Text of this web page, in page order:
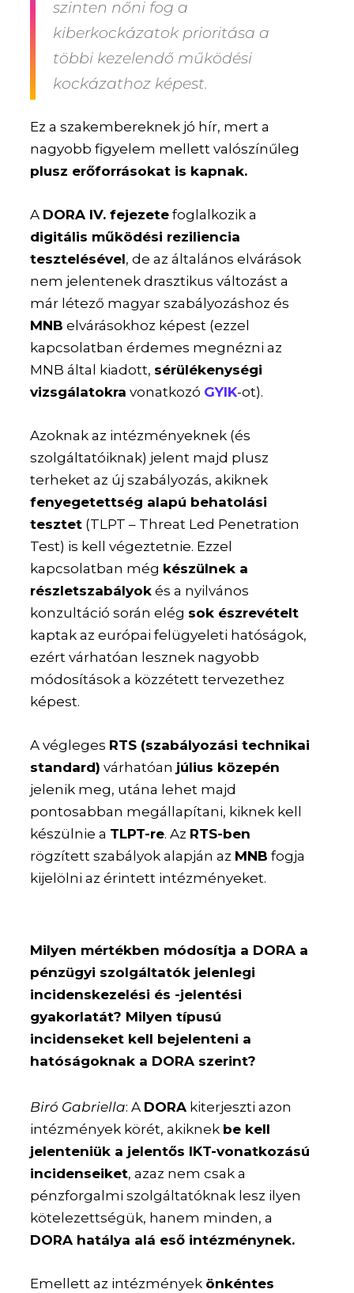
szinten nőni fog a
kiberkockázatok prioritása a
többi kezelendő működési
kockázathoz képest.
Ez a szakembereknek jó hír, mert a
nagyobb figyelem mellett valószínűleg
plusz erőforrásokat is kapnak.
A DORA IV. fejezete foglalkozik a
digitális működési reziliencia
tesztelésével, de az általános elvárások
nem jelentenek drasztikus változást a
már létező magyar szabályozáshoz és
MNB elvárásokhoz képest (ezzel
kapcsolatban érdemes megnézni az
MNB által kiadott, sérülékenységi
vizsgálatokra vonatkozó GYIK-ot).
Azoknak az intézményeknek (és
szolgáltatóiknak) jelent majd plusz
terheket az új szabályozás, akiknek
fenyegetettség alapú behatolási
tesztet (TLPT – Threat Led Penetration
Test) is kell végeztetnie. Ezzel
kapcsolatban még készülnek a
részletszabályok és a nyilvános
konzultáció során elég sok észrevételt
kaptak az európai felügyeleti hatóságok,
ezért várhatóan lesznek nagyobb
módosítások a közzétett tervezethez
képest.
A végleges RTS (szabályozási technikai
standard) várhatóan július közepén
jelenik meg, utána lehet majd
pontosabban megállapítani, kiknek kell
készülnie a TLPT-re. Az RTS-ben
rögzített szabályok alapján az MNB fogja
kijelölni az érintett intézményeket.
Milyen mértékben módosítja a DORA a
pénzügyi szolgáltatók jelenlegi
incidenskezelési és -jelentési
gyakorlatát? Milyen típusú
incidenseket kell bejelenteni a
hatóságoknak a DORA szerint?
Biró Gabriella: A DORA kiterjeszti azon
intézmények körét, akiknek be kell
jelenteniük a jelentős IKT-vonatkozású
incidenseiket, azaz nem csak a
pénzforgalmi szolgáltatóknak lesz ilyen
kötelezettségük, hanem minden, a
DORA hatálya alá eső intézménynek.
Emellett az intézmények önkéntes